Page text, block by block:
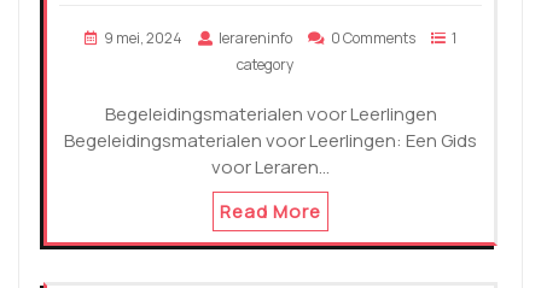
9 mei, 2024 lerareninfo 0 Comments
1
category
Begeleidingsmaterialen voor Leerlingen
Begeleidingsmaterialen voor Leerlingen: Een Gids
voor Leraren…
Read More